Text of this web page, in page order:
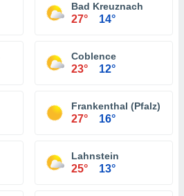
Bad Kreuznach
27° 14°
Coblence
23° 12°
Frankenthal (Pfalz)
27° 16°
Lahnstein
25° 13°